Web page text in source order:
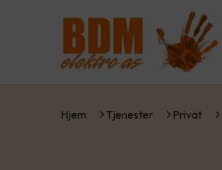
Hjem Tjenester Privat